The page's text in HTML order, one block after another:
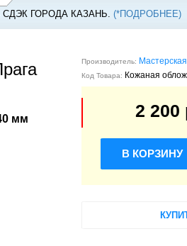
ГОРОДА КАЗАНЬ. (*ПОДРОБНЕЕ)
мм
Производитель:
Код Товара: Кожаная
2 200
В КОРЗИНУ